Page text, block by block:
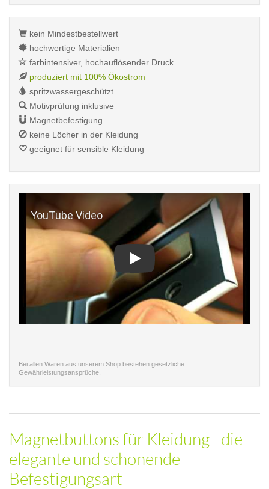
kein Mindestbestellwert
hochwertige Materialien
farbintensiver, hochauflösender Druck
produziert mit 100% Ökostrom
spritzwassergeschützt
Motivprüfung inklusive
Magnetbefestigung
keine Löcher in der Kleidung
geeignet für sensible Kleidung
Bei allen Waren aus unserem Shop bestehen gesetzliche
Gewährleistungsansprüche.
Magnetbuttons für Kleidung - die
elegante und schonende
Befestigungsart